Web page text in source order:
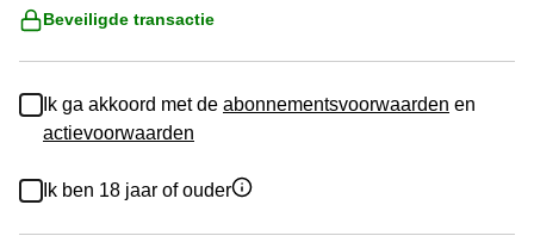
Beveiligde transactie
Ik ga akkoord met de abonnementsvoorwaarden en
actievoorwaarden
Ik ben 18 jaar of ouder